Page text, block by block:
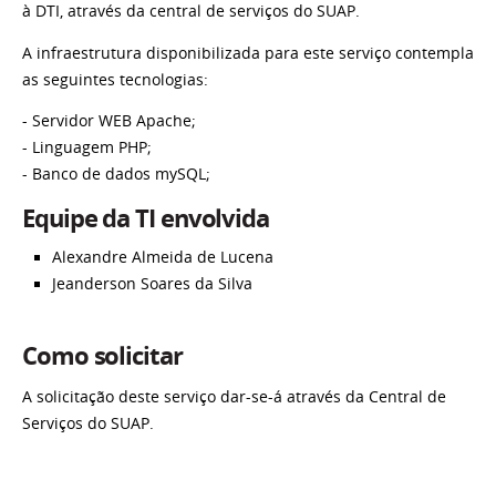
à DTI, através da central de serviços do SUAP.
A infraestrutura disponibilizada para este serviço contempla
as seguintes tecnologias:
- Servidor WEB Apache;
- Linguagem PHP;
- Banco de dados mySQL;
Equipe da TI envolvida
Alexandre Almeida de Lucena
Jeanderson Soares da Silva
Como solicitar
A solicitação deste serviço dar-se-á através da Central de
Serviços do SUAP.